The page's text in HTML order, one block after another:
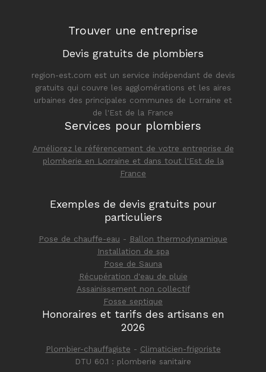
Trouver une entreprise
Devis gratuits de plombiers
region-est.com est un service indépendant de devis
gratuits qui couvre les agglomérations et les aires
urbaines des principales communes de Lorraine et
de l'Est de la France
Services pour plombiers
Améliorez le référencement de votre entreprise de
plomberie en Lorraine et dans tout l'Est de la
France
Exemples de devis gratuits pour
particuliers
Pose de chauffe-eau - Ballon thermodynamique
Installation de spa
Pose de Sauna
Récupération d'eau de pluie
Assainissement non collectif
Fosse septique
Honoraires et tarifs des artisans en
2026
Plombier-chauffagiste - Climaticien-frigoriste
DTU 60.1 : plomberie sanitaire